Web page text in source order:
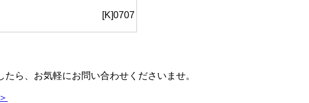
[K]0707
たら、お気軽にお問い合わせくださいませ。